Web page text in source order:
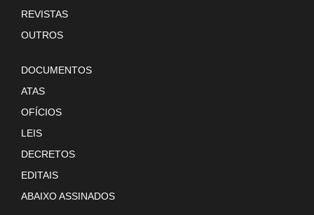
REVISTAS
OUTROS
DOCUMENTOS
ATAS
OFÍCIOS
LEIS
DECRETOS
EDITAIS
ABAIXO ASSINADOS